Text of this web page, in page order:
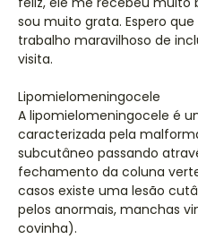
sou muito grata. Espero
trabalho maravilhoso de
visita.
Lipomielomeningocele
A lipomielomeningocele é
caracterizada pela
subcutâneo passando
fechamento da coluna
casos existe uma lesão
pelos anormais, manchas
covinha).